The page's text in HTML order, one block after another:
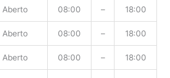
Aberto 08:00 – 18:00
Aberto 08:00 – 18:00
Aberto 08:00 – 18:00